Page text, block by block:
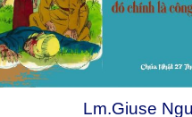
Lm.Giuse